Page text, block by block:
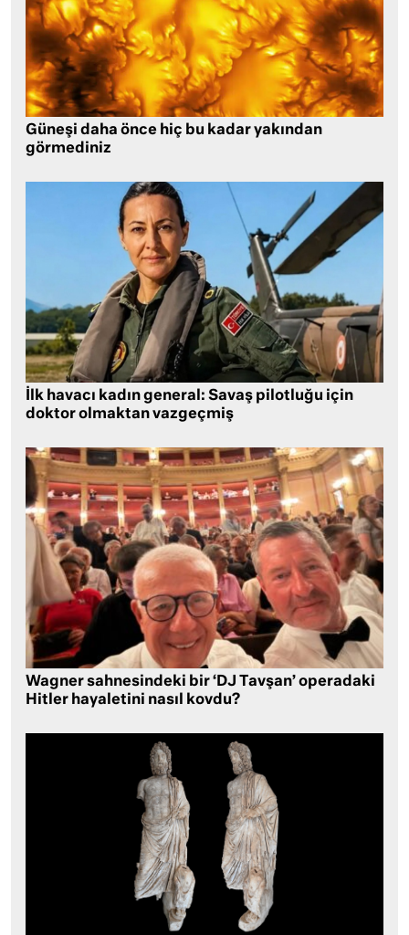
Güneşi daha önce hiç bu kadar yakından
görmediniz
İlk havacı kadın general: Savaş pilotluğu için
doktor olmaktan vazgeçmiş
Wagner sahnesindeki bir ‘DJ Tavşan’ operadaki
Hitler hayaletini nasıl kovdu?